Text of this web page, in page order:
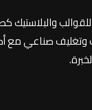
والبلاستيك
وتغليف صناعي مع